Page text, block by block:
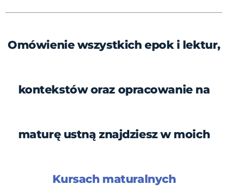
Omówienie wszystkich epok i lektur,
kontekstów oraz opracowanie na
maturę ustną znajdziesz w moich
Kursach maturalnych